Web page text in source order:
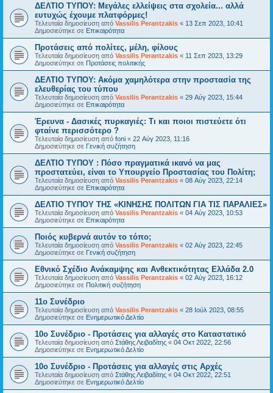
ΔΕΛΤΙΟ ΤΥΠΟΥ: Μεγάλες ελλείψεις στα σχολεία... αλλά
ευτυχώς έχουμε πλατφόρμες!
Τελευταία δημοσίευση από Vassilis Perantzakis « 13 Σεπ 2023, 10:41
Δημοσιεύτηκε σε Επικαιρότητα
Προτάσεις από πολίτες, μέλη, φίλους
Τελευταία δημοσίευση από Vassilis Perantzakis « 11 Σεπ 2023, 13:29
Δημοσιεύτηκε σε Προτάσεις πολιτικής
ΔΕΛΤΙΟ ΤΥΠΟΥ: Ακόμα χαμηλότερα στην προστασία της
ελευθερίας του τύπου
Τελευταία δημοσίευση από Vassilis Perantzakis « 29 Αύγ 2023, 15:44
Δημοσιεύτηκε σε Επικαιρότητα
Έρευνα - Δασικές πυρκαγιές: Τι και ποιοι πιστεύετε ότι
φταίνε περισσότερο ?
Τελευταία δημοσίευση από foni « 22 Αύγ 2023, 11:16
Δημοσιεύτηκε σε Γενική συζήτηση
ΔΕΛΤΙΟ ΤΥΠΟΥ : Πόσο πραγματικά ικανό να μας
προστατεύει, είναι το Υπουργείο Προστασίας του Πολίτη;
Τελευταία δημοσίευση από Vassilis Perantzakis « 08 Αύγ 2023, 22:14
Δημοσιεύτηκε σε Επικαιρότητα
ΔΕΛΤΙΟ ΤΥΠΟΥ ΤΗΣ «ΚΙΝΗΣΗΣ ΠΟΛΙΤΩΝ ΓΙΑ ΤΙΣ ΠΑΡΑΛΙΕΣ»
Τελευταία δημοσίευση από Vassilis Perantzakis « 04 Αύγ 2023, 10:53
Δημοσιεύτηκε σε Επικαιρότητα
Ποιός κυβερνά αυτόν το τόπο;
Τελευταία δημοσίευση από Vassilis Perantzakis « 02 Αύγ 2023, 22:45
Δημοσιεύτηκε σε Γενική συζήτηση
Eθνικό Σχέδιο Ανάκαμψης και Ανθεκτικότητας Ελλάδα 2.0
Τελευταία δημοσίευση από Vassilis Perantzakis « 02 Αύγ 2023, 16:12
Δημοσιεύτηκε σε Πολιτική συζήτηση
11o Συνέδριο
Τελευταία δημοσίευση από Vassilis Perantzakis « 28 Ιούλ 2023, 08:55
Δημοσιεύτηκε σε Ενημερωτικό Δελτίο
10ο Συνέδριο - Προτάσεις για αλλαγές στο Καταστατικό
Τελευταία δημοσίευση από Στάθης Λειβαδίτης « 04 Οκτ 2022, 22:56
Δημοσιεύτηκε σε Ενημερωτικό Δελτίο
10ο Συνέδριο - Προτάσεις για αλλαγές στις Αρχές
Τελευταία δημοσίευση από Στάθης Λειβαδίτης « 04 Οκτ 2022, 22:51
Δημοσιεύτηκε σε Ενημερωτικό Δελτίο